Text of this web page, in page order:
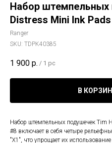
Набор штемпельных
Distress Mini Ink
Ranger
SKU: TDPK40385
1 900 р. / 1 pc
В
Набор штемпельных подушечек Tim
#8 включает в себя четыре
"X1", что упрощает их